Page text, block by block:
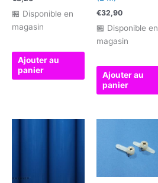
🏪 Disponible en
magasin
Ajouter au
panier
€32,90
🏪 Disponible en
magasin
Ajouter au
panier